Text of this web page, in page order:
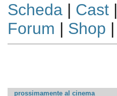
Scheda| Cast|
Forum | Shop |
prossimamente al cinema